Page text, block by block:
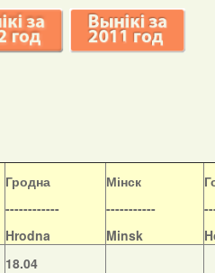
Гродна
------------
Hrodna
Мінск
-----------
Minsk
18.04